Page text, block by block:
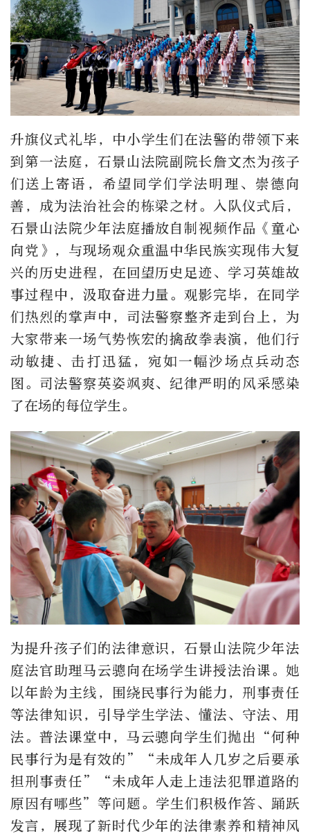
升旗仪式礼毕，中小学生们在法警的带领下来
到第一法庭，石景山法院副院长詹文杰为孩子
们送上寄语，希望同学们学法明理、崇德向
善，成为法治社会的栋梁之材。入队仪式后，
石景山法院少年法庭播放自制视频作品《童心
向党》，与现场观众重温中华民族实现伟大复
兴的历史进程，在回望历史足迹、学习英雄故
事过程中，汲取奋进力量。观影完毕，在同学
们热烈的掌声中，司法警察整齐走到台上，为
大家带来一场气势恢宏的擒敌拳表演，他们行
动敏捷、击打迅猛，宛如一幅沙场点兵动态
图。司法警察英姿飒爽、纪律严明的风采感染
了在场的每位学生。
为提升孩子们的法律意识，石景山法院少年法
庭法官助理马云骢向在场学生讲授法治课。她
以年龄为主线，围绕民事行为能力，刑事责任
等法律知识，引导学生学法、懂法、守法、用
法。普法课堂中，马云骢向学生们抛出“何种
民事行为是有效的”“未成年人几岁之后要承
担刑事责任”“未成年人走上违法犯罪道路的
原因有哪些”等问题。学生们积极作答、踊跃
发言，展现了新时代少年的法律素养和精神风